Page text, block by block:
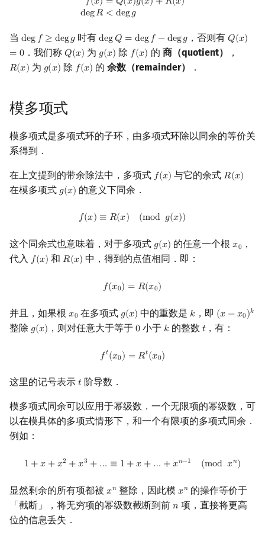
𝑓(𝑥) = 𝑄(𝑥)𝑔(𝑥) +𝑅(𝑥)
deg𝑅 < deg𝑔
当 deg𝑓 ≥ deg𝑔
deg f≥ degg 时有deg𝑄 = deg𝑓 −deg𝑔
degQ=degf−deg g ，否则有𝑄(𝑥)
= 0
Q(x)=
．我们称 𝑄(𝑥)
Q(x) 为 𝑔(𝑥)
g(x) 除 𝑓(𝑥)
f(x) 的 商（quotient） ，
𝑅(𝑥)
R(x) 为 𝑔(𝑥)
g(x) 除 𝑓(𝑥)
f(x) 的余数（remainder） ．
模多项式
模多项式是多项式环的子环，由多项式环除以同余的等价关
系得到．
在上文提到的带余除法中，多项式 𝑓(𝑥)
f(x) 与它的余式 𝑅(𝑥)
R(x)
在模多项式 𝑔(𝑥)
g(x) 的意义下同余．
𝑓(𝑥) ≡ 𝑅(𝑥) (mod 𝑔(𝑥))
f (x) ≡R(x) modg( ))
这个同余式也意味着，对于多项式 𝑔(𝑥)
g(x) 的任意一个根𝑥0
x0 ，
代入 𝑓(𝑥)
f(x) 和𝑅(𝑥)
R(x) 中，得到的点值相同．即：
𝑓(𝑥0) = 𝑅(𝑥0)
f(x0 )=R (x0)
并且，如果根 𝑥0
x0 在多项式 𝑔(𝑥)
g(x) 中的重数是 𝑘
k ，即 (𝑥 −𝑥0)𝑘
(x− x0)k
整除 𝑔(𝑥)
g(x) ，则对任意大于等于0
0 小于 𝑘
k 的整数 𝑡
t ，有：
𝑓𝑡(𝑥0) = 𝑅𝑡(𝑥0)
ft(x0 =R t(x0)
这里的记号表示 𝑡
t 阶导数．
模多项式同余可以应用于幂级数．一个无限项的幂级数，可
以在模具体的多项式情形下，和一个有限项的多项式同余．
例如：
1 +𝑥 +𝑥2 +𝑥3 + … ≡ 1 +𝑥 + … +𝑥𝑛−1 (mod 𝑥𝑛)
1 +x +x2 +x …≡ 1 +x+ … +x 1(modx
显然剩余的所有项都被 𝑥𝑛
xn 整除，因此模𝑥𝑛
xn 的操作等价于
「截断」，将无穷项的幂级数截断到前 𝑛
n 项，直接将更高
位的信息丢失．